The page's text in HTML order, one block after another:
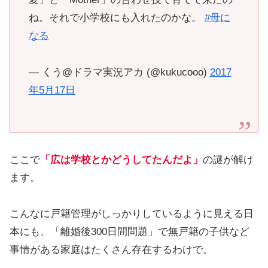
ね。それで小学校にも入れたのかな。 #母に
なる
— くう@ドラマ実況アカ (@kukucooo) 2017
年5月17日
ここで 「広は学校とかどうしてたんだよ」 の謎が解け
ます。
こんなに戸籍管理がしっかりしているように見える日
本にも、「離婚後300日間問題」で無戸籍の子供など
事情がある家庭はたくさん存在するわけで。